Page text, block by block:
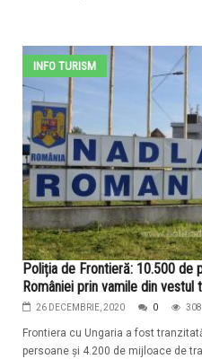
INFO TURISM
Poliția de Frontieră: 10.500 de
României prin vamile din
26 DECEMBRIE, 2020 0 308
Frontiera cu Ungaria a fost
persoane şi 4.200 de mijloace de